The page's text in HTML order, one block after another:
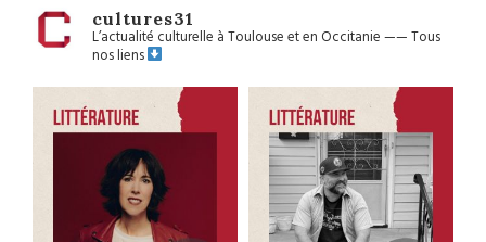
cultures31
L’actualité culturelle à Toulouse et en Occitanie——Tous
nos liens